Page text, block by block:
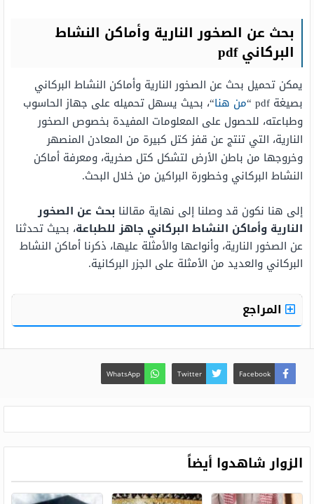
بحث عن الصخور النارية وأماكن النشاط
البركاني pdf
يمكن تحميل بحث عن الصخور النارية وأماكن النشاط البركاني
بصيغة pdf “
من هنا“، بحيث يسهل تحميله على جهاز الحاسوب
وطباعته، للحصول على المعلومات المفيدة بخصوص الصخور
النارية، التي تنتج عن قفز كتل كبيرة من المعادن المنصهر
وخروجها من باطن الأرض لتشكل كتل صخرية، ومعرفة أماكن
النشاط البركاني وخطورة البراكين من خلال البحث.
إلى هنا نكون قد وصلنا إلى نهاية مقالنا بحث عن الصخور
النارية وأماكن النشاط البركاني جاهز للطباعة، بحيث تحدثنا
عن الصخور النارية، وأنواعها والأمثلة عليها، ذكرنا أماكن النشاط
البركاني والعديد من الأمثلة على الجزر البركانية.
المراجع
Facebook
Twitter
WhatsApp
الزوار شاهدوا أيضاً